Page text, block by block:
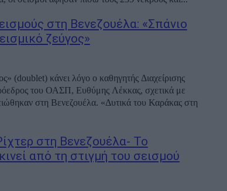
στη Βενεζουέλα: «Σπάνιο
ζεύγος»
(doublet) κάνει λόγο ο καθηγητής Διαχείρισης
του ΟΑΣΠ, Ευθύμης Λέκκας, σχετικά με
στη Βενεζουέλα. «Δυτικά του Καράκας στη
στη Βενεζουέλα- Το
από τη στιγμή του σεισμού